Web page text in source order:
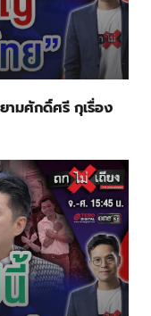
ามศักดิ์ศรี กุเรื่อง